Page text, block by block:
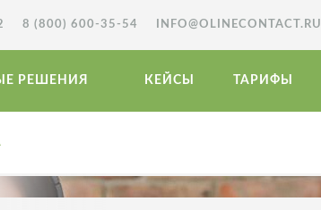
8 (800) 600-35-54 INFO@OLINECONTACT.RU
РЕШЕНИЯ КЕЙСЫ ТАРИФЫ